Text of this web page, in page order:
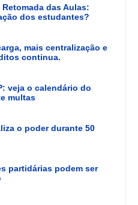
das Aulas:
dos estudantes?
mais centralização e
continua.
veja o calendário do
multas
o poder durante 50
partidárias podem ser